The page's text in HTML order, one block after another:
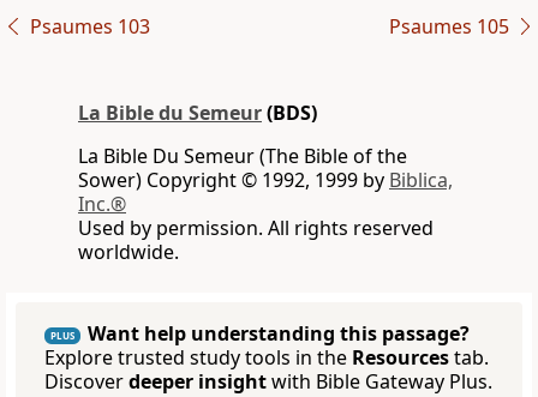
Psaumes 103 Psaumes 105
La Bible du Semeur(BDS)
La Bible Du Semeur (The Bible of the
Sower) Copyright © 1992, 1999 by Biblica,
Inc.®
Used by permission. All rights reserved
worldwide.
PLUS
Want help understanding this passage?
Explore trusted study tools in the Resourcestab.
Discoverdeeper insightwith Bible Gateway Plus.